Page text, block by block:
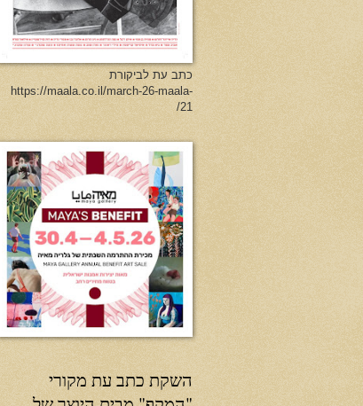
כתב עת לביקורת
https://maala.co.il/march-26-maala-
21/
השקת כתב עת מקורי